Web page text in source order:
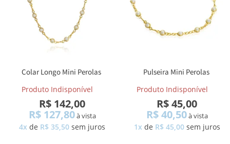
Colar Longo Mini Perolas
Produto Indisponível
R$ 142,00
R$ 127,80à vista
4x de R$ 35,50sem juros
Pulseira Mini Perolas
Produto Indisponível
R$ 45,00
R$ 40,50à vista
1x de R$ 45,00 sem juros